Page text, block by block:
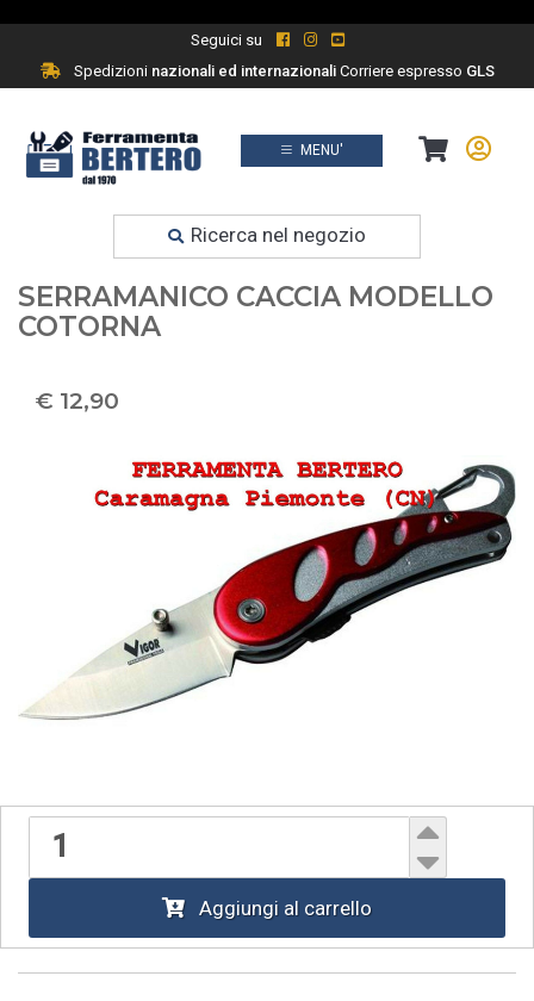
Seguici su
Spedizioninazionali ed internazionaliCorriere espresso GLS
MENU'
Ricerca nel negozio
Prodotti
COLTELLO - COLTELLI
SERRAMANICO CACCIA MODELLO
COTORNA
€ 12,90
Aggiungi al carrello